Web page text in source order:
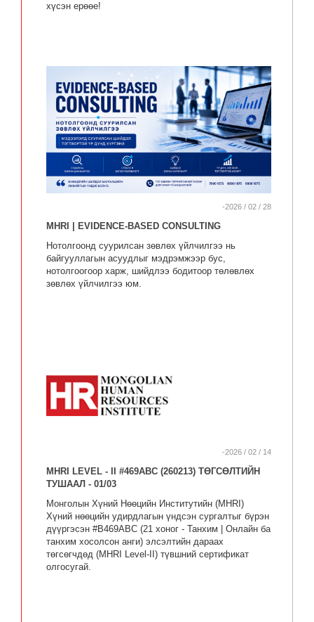
хүсэн ерөөе!
-2026 / 02 / 28
MHRI | EVIDENCE-BASED CONSULTING
Нотолгоонд суурилсан зөвлөх үйлчилгээ нь
байгууллагын асуудлыг мэдрэмжээр бус,
нотолгоогоор харж, шийдлээ бодитоор төлөвлөх
зөвлөх үйлчилгээ юм.
-2026 / 02 / 14
MHRI LEVEL - II #469АBC (260213) ТӨГСӨЛТИЙН
ТУШААЛ - 01/03
Монголын Хүний Нөөцийн Институтийн (MHRI)
Хүний нөөцийн удирдлагын үндсэн сургалтыг бүрэн
дүүргэсэн #B469АBC (21 хоног - Танхим | Онлайн ба
танхим хосолсон анги) элсэлтийн дараах
төгсөгчдөд (MHRI Level-II) түвшний сертификат
олгосугай.